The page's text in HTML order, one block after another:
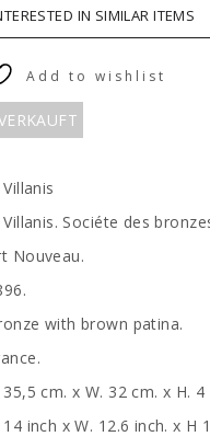
IN SIMILAR ITEMS
Add to wishlist
Villanis
Villanis. Sociéte des
Nouveau.
with brown patina.
35,5 cm. x W. 32 cm. x H. 4
14 inch x W. 12.6 inch. x H